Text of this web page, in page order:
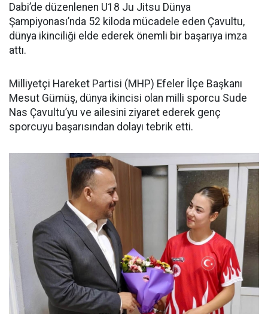
Dabi’de düzenlenen U18 Ju Jitsu Dünya
Şampiyonası’nda 52 kiloda mücadele eden Çavultu,
dünya ikinciliği elde ederek önemli bir başarıya imza
attı.
Milliyetçi Hareket Partisi (MHP) Efeler İlçe Başkanı
Mesut Gümüş, dünya ikincisi olan milli sporcu Sude
Nas Çavultu’yu ve ailesini ziyaret ederek genç
sporcuyu başarısından dolayı tebrik etti.